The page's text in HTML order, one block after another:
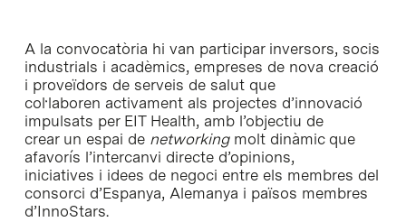
A la convocatòria hi van participar inversors, socis
industrials i acadèmics, empreses de nova creació
i proveïdors de serveis de salut que
col·laboren activament als projectes d’innovació
impulsats per EIT Health, amb l’objectiu de
crear un espai de networking molt dinàmic que
afavorís l’intercanvi directe d’opinions,
iniciatives i idees de negoci entre els membres del
consorci d’Espanya, Alemanya i països membres
d’InnoStars.